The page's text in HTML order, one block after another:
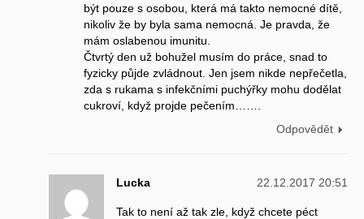
být pouze s osobou, která má takto nemocné dítě,
nikoliv že by byla sama nemocná. Je pravda, že
mám oslabenou imunitu.
Čtvrtý den už bohužel musím do práce, snad to
fyzicky půjde zvládnout. Jen jsem nikde nepřečetla,
zda s rukama s infekčními puchýřky mohu dodělat
cukroví, když projde pečením…….
Odpovědět
Lucka 22.12.2017 20:51
Tak to není až tak zle, když chcete péct